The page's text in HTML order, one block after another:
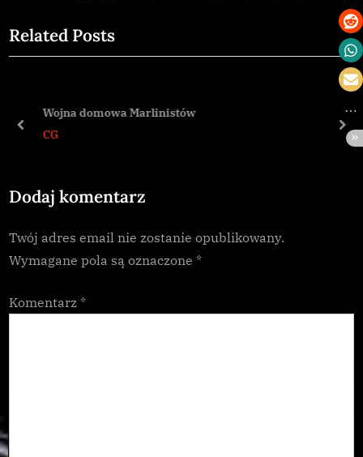
i
o
P
t
x
t
Related Posts
Wojna domowa Marlinistów
CG
prev
Dodaj komentarz
Twój adres email nie zostanie opublikowany.
Wymagane pola są oznaczone *
Komentarz *